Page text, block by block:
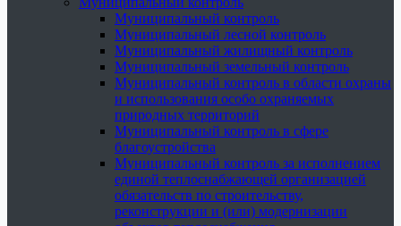
Муниципальный контроль
Муниципальный лесной контроль
Муниципальный жилищный контроль
Муниципальный земельный контроль
Муниципальный контроль в области охраны
и использования особо охраняемых
природных территорий
Муниципальный контроль в сфере
благоустройства
Муниципальный контроль за исполнением
единой теплоснабжающей организацией
обязательств по строительству,
реконструкции и (или) модернизации